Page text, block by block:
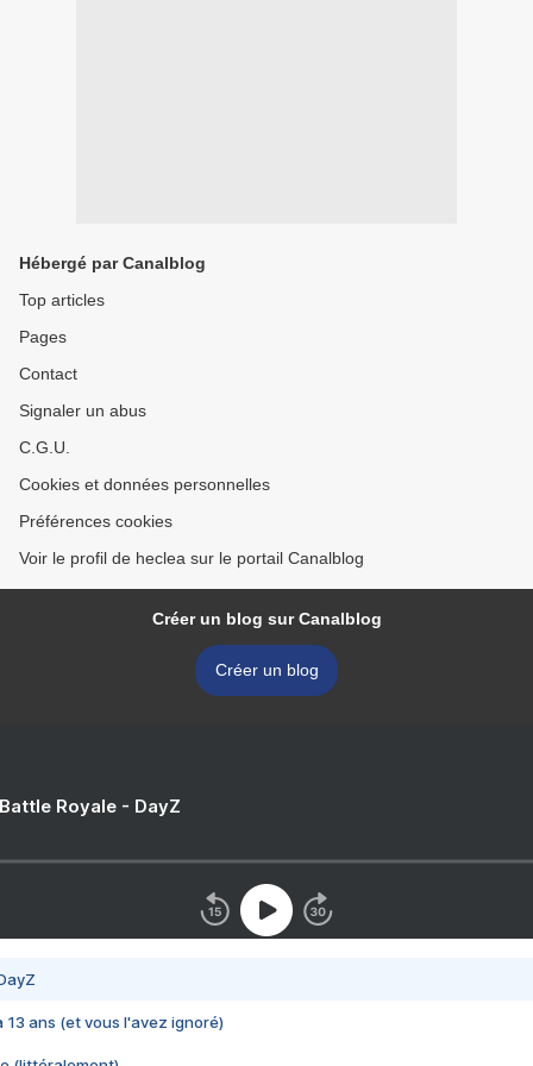
Hébergé par Canalblog
Top articles
Pages
Contact
Signaler un abus
C.G.U.
Cookies et données personnelles
Préférences cookies
Voir le profil de heclea sur le portail Canalblog
Créer un blog sur Canalblog
Créer un blog
Royale - DayZ
13 ans (et vous l'avez ignoré)